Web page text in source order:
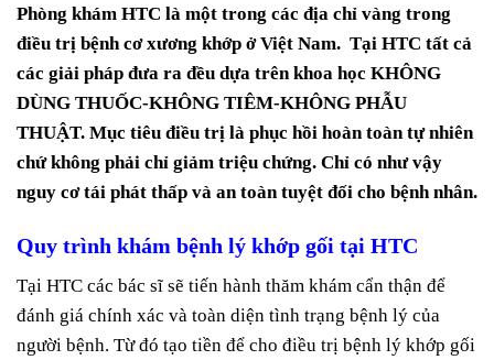
Phòng khám HTC là một trong các địa chỉ vàng trong
điều trị bệnh cơ xương khớp ở Việt Nam. Tại HTC tất cả
các giải pháp đưa ra đều dựa trên khoa học KHÔNG
DÙNG THUỐC-KHÔNG TIÊM-KHÔNG PHẪU
THUẬT. Mục tiêu điều trị là phục hồi hoàn toàn tự nhiên
chứ không phải chỉ giảm triệu chứng. Chỉ có như vậy
nguy cơ tái phát thấp và an toàn tuyệt đối cho bệnh nhân.
Quy trình khám bệnh lý khớp gối tại HTC
Tại HTC các bác sĩ sẽ tiến hành thăm khám cẩn thận để
đánh giá chính xác và toàn diện tình trạng bệnh lý của
người bệnh. Từ đó tạo tiền để cho điều trị bệnh lý khớp gối